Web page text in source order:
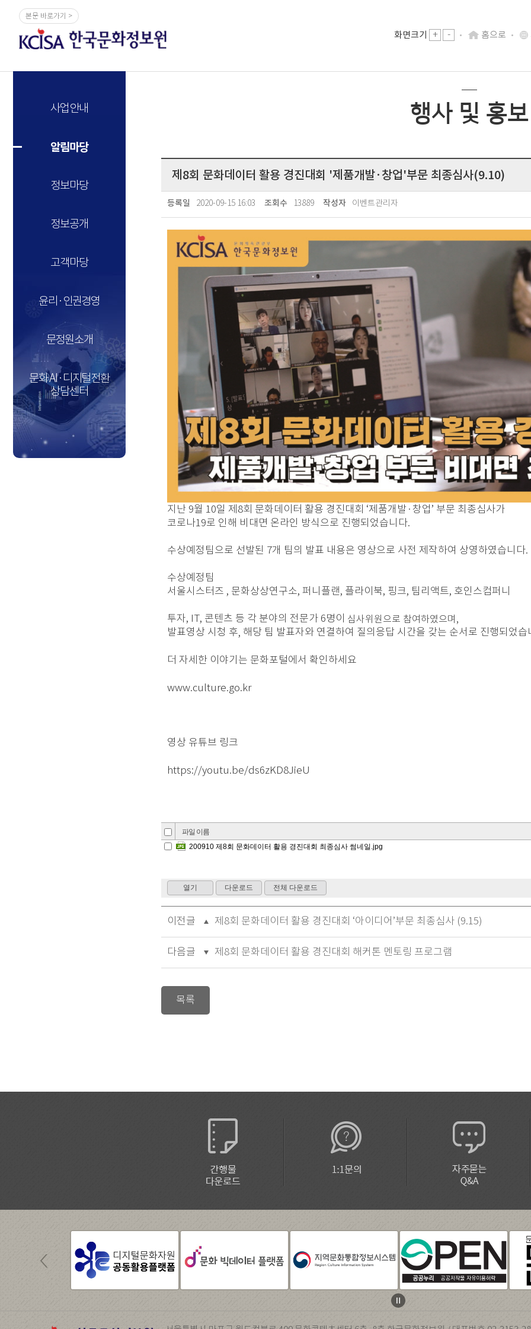
본문 바로가기 >
화면크기 + - 홈으로
사업안내
알림마당
정보마당
정보공개
고객마당
윤리·인권경영
문정원소개
문화 AI·디지털전환
상담센터
행사 및 홍보
제8회 문화데이터 활용 경진대회 '제품개발·창업'부문 최종심사(9.10)
등록일 2020-09-15 16:03 조회수 13889 작성자 이벤트관리자
지난 9월 10일 제8회 문화데이터 활용 경진대회 ‘제품개발·창업’ 부문 최종심사가
코로나19로 인해 비대면 온라인 방식으로 진행되었습니다.
수상예정팀으로 선발된 7개 팀의 발표 내용은 영상으로 사전 제작하여 상영하였습니다.
수상예정팀
서울시스터즈 , 문화상상연구소, 퍼니플랜, 플라이북, 핑크, 팀리액트, 호인스컴퍼니
투자, IT, 콘텐츠 등 각 분야의 전문가 6명이 심사위원으로 참여하였으며,
발표영상 시청 후, 해당 팀 발표자와 연결하여 질의응답 시간을 갖는 순서로 진행되었습
더 자세한 이야기는 문화포털에서 확인하세요
www.culture.go.kr
영상 유튜브 링크
https://youtu.be/ds6zKD8JieU
이전글 제8회 문화데이터 활용 경진대회 ‘아이디어’부문 최종심사 (9.15)
다음글 제8회 문화데이터 활용 경진대회 해커톤 멘토링 프로그램
목록